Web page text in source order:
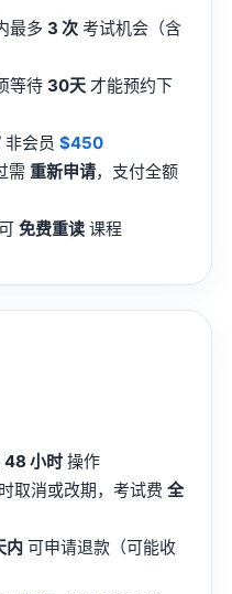
最多 3 次考试机会（含
等待 30天才能预约下
非会员 $450
需 重新申请，支付全额
免费重读课程
48 小时操作
取消或改期，考试费 全
内可申请退款（可能收